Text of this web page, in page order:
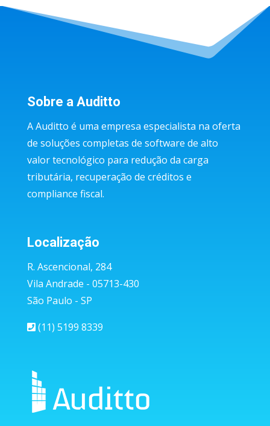
Sobre a Auditto
A Auditto é uma empresa especialista na oferta
de soluções completas de software de alto
valor tecnológico para redução da carga
tributária, recuperação de créditos e
compliance fiscal.
Localização
R. Ascencional, 284
Vila Andrade - 05713-430
São Paulo - SP
(11) 5199 8339